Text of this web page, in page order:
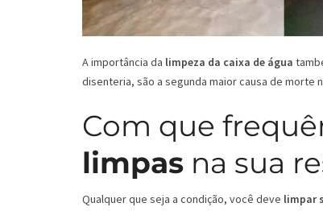
A importância da limpeza da caixa de água
disenteria, são a segunda maior causa de morte
Com que
limpas na sua
Qualquer que seja a condição, você deve limpar